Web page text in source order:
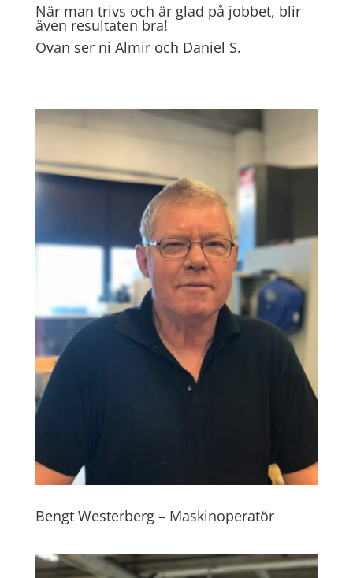
När man trivs och är glad på jobbet, blir
även resultaten bra!
Ovan ser ni Almir och Daniel S.
Bengt Westerberg – Maskinoperatör